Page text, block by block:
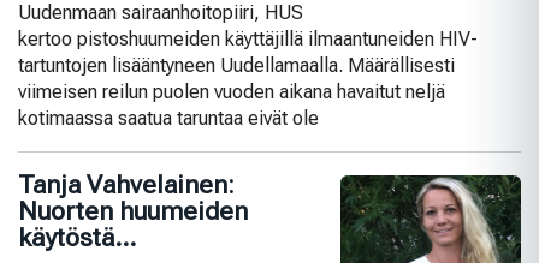
Uudenmaan sairaanhoitopiiri, HUS
kertoo pistoshuumeiden käyttäjillä ilmaantuneiden HIV-
tartuntojen lisääntyneen Uudellamaalla. Määrällisesti
viimeisen reilun puolen vuoden aikana havaitut neljä
kotimaassa saatua taruntaa eivät ole
Tanja Vahvelainen:
Nuorten huumeiden
käytöstä…